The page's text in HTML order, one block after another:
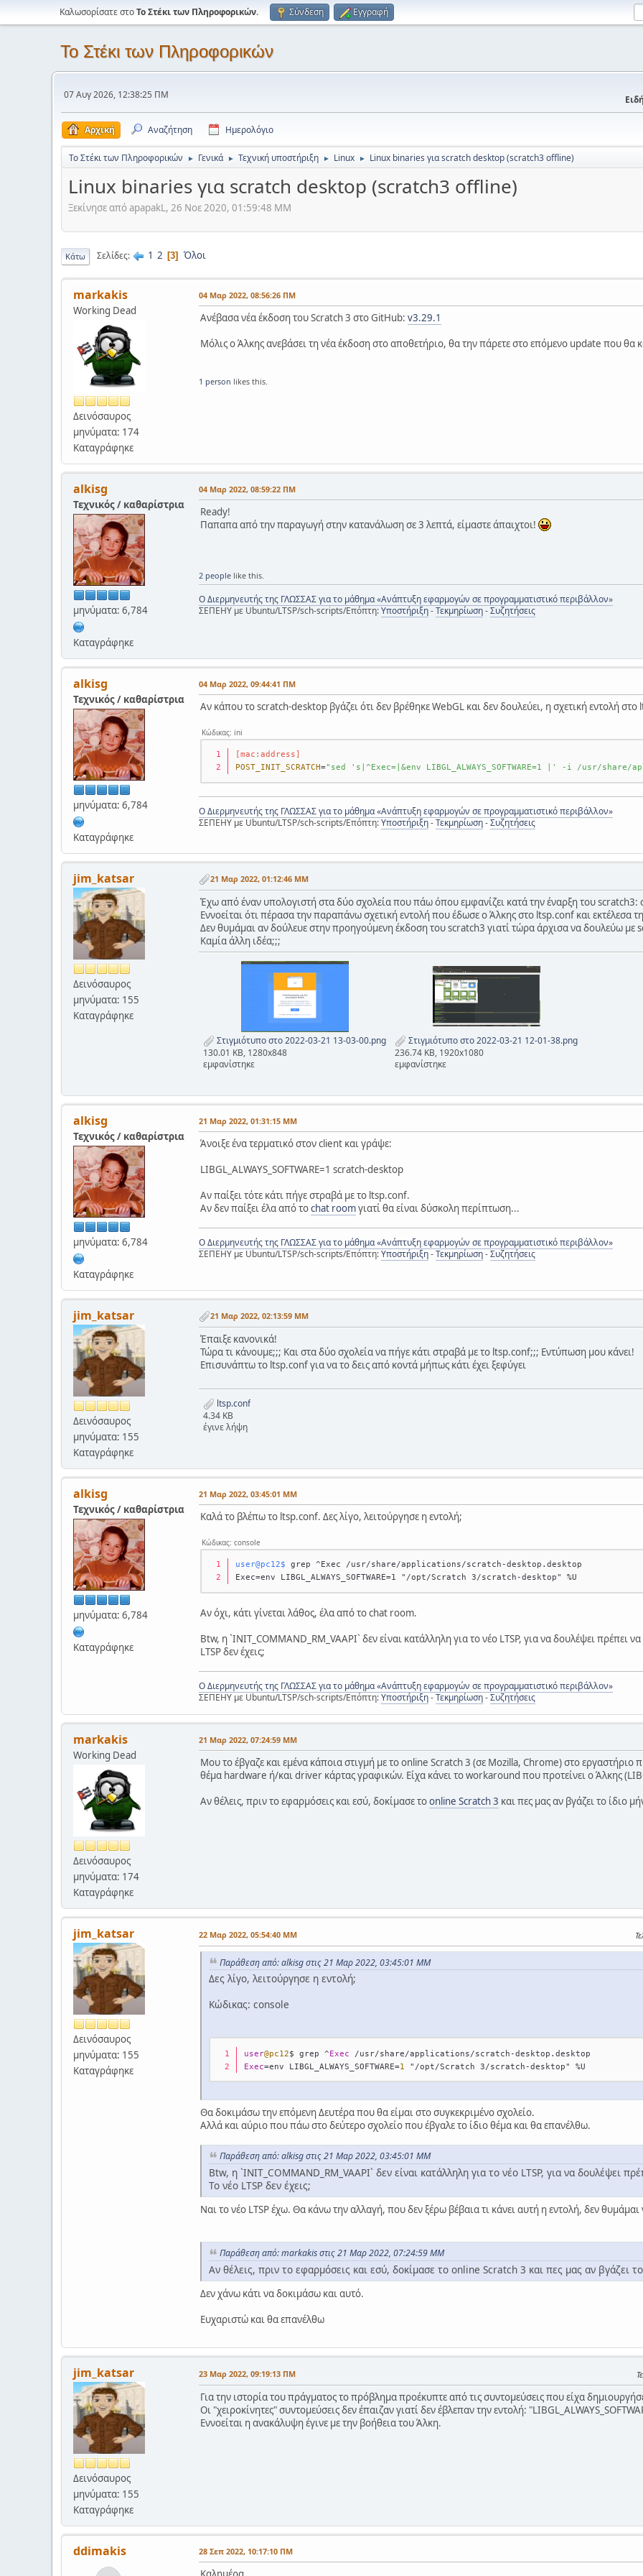
Καλωσορίσατε στοΤο Στέκι των Πληροφορικών. Σύνδεση Εγγραφή
Το Στέκι των Πληροφορικών
07 Αυγ 2026, 12:38:25 ΠΜ
Αρχική Αναζήτηση Ημερολόγιο
Το Στέκι των Πληροφορικών ► Γενικά ► Τεχνική υποστήριξη ► Linux ► Linux binaries για scratch desktop (scratch3 offline)
Linux binaries για scratch desktop (scratch3 offline)
Ξεκίνησε από apapakL, 26 Νοε 2020, 01:59:48 ΜΜ
Κάτω Σελίδες 1 2 3 Όλοι
markakis
Working Dead
Δεινόσαυρος
μηνύματα: 174
Καταγράφηκε
04 Μαρ 2022, 08:56:26 ΠΜ
Ανέβασα νέα έκδοση του Scratch 3 στο GitHub: v3.29.1
Μόλις ο Άλκης ανεβάσει τη νέα έκδοση στο αποθετήριο, θα την πάρετε στο επόμενο update που θα
1 person likes this.
alkisg
Τεχνικός / καθαρίστρια
μηνύματα: 6,784
Καταγράφηκε
04 Μαρ 2022, 08:59:22 ΠΜ
Ready!
Παπαπα από την παραγωγή στην κατανάλωση σε 3 λεπτά, είμαστε άπαιχτοι!
2 people like this.
Ο Διερμηνευτής της ΓΛΩΣΣΑΣ για το μάθημα «Ανάπτυξη εφαρμογών σε προγραμματιστικό περιβάλλον»
ΣΕΠΕΗΥ με Ubuntu/LTSP/sch-scripts/Επόπτη:Υποστήριξη-Τεκμηρίωση-Συζητήσεις
alkisg
Τεχνικός / καθαρίστρια
μηνύματα: 6,784
Καταγράφηκε
04 Μαρ 2022, 09:44:41 ΠΜ
Αν κάπου το scratch-desktop βγάζει ότι δεν βρέθηκε WebGL και δεν δουλεύει, η σχετική εντολή στο
Κώδικας: ini
[mac:address]
POST_INIT_SCRATCH="sed 's|^Exec=|&env LIBGL_ALWAYS_SOFTWARE=1 |' -i /usr/
Ο Διερμηνευτής της ΓΛΩΣΣΑΣ για το μάθημα «Ανάπτυξη εφαρμογών σε προγραμματιστικό περιβάλλον»
ΣΕΠΕΗΥ με Ubuntu/LTSP/sch-scripts/Επόπτη:Υποστήριξη-Τεκμηρίωση-Συζητήσεις
jim_katsar
Δεινόσαυρος
μηνύματα: 155
Καταγράφηκε
21 Μαρ 2022, 01:12:46 ΜΜ
Έχω από έναν υπολογιστή στα δύο σχολεία που πάω όπου εμφανίζει κατά την έναρξη του scratch3:
Εννοείται ότι πέρασα την παραπάνω σχετική εντολή που έδωσε ο Άλκης στο ltsp.conf και εκτέλεσα
Δεν θυμάμαι αν δούλευε στην προηγούμενη έκδοση του scratch3 γιατί τώρα άρχισα να δουλεύω με
Καμία άλλη ιδέα;;;
Στιγμιότυπο στο 2022-03-21 13-03-00.png
130.01 KB, 1280x848
εμφανίστηκε
Στιγμιότυπο στο 2022-03-21 12-01-38.png
236.74 KB, 1920x1080
εμφανίστηκε
alkisg
Τεχνικός / καθαρίστρια
μηνύματα: 6,784
Καταγράφηκε
21 Μαρ 2022, 01:31:15 ΜΜ
Άνοιξε ένα τερματικό στον client και γράψε:
LIBGL_ALWAYS_SOFTWARE=1 scratch-desktop
Αν παίξει τότε κάτι πήγε στραβά με το ltsp.conf.
Αν δεν παίξει έλα από τοchat roomγιατί θα είναι δύσκολη περίπτωση...
Ο Διερμηνευτής της ΓΛΩΣΣΑΣ για το μάθημα «Ανάπτυξη εφαρμογών σε προγραμματιστικό περιβάλλον»
ΣΕΠΕΗΥ με Ubuntu/LTSP/sch-scripts/Επόπτη:Υποστήριξη-Τεκμηρίωση-Συζητήσεις
jim_katsar
Δεινόσαυρος
μηνύματα: 155
Καταγράφηκε
21 Μαρ 2022, 02:13:59 ΜΜ
Έπαιξε κανονικά!
Τώρα τι κάνουμε;;; Και στα δύο σχολεία να πήγε κάτι στραβά με το ltsp.conf;;; Εντύπωση μου κάνει!
Επισυνάπτω το ltsp.conf για να το δεις από κοντά μήπως κάτι έχει ξεφύγει
ltsp.conf
4.34 KB
έγινε λήψη
alkisg
Τεχνικός / καθαρίστρια
μηνύματα: 6,784
Καταγράφηκε
21 Μαρ 2022, 03:45:01 ΜΜ
Καλά το βλέπω το ltsp.conf. Δες λίγο, λειτούργησε η εντολή;
Κώδικας: console
user@pc12$ grep ^Exec /usr/share/applications/scratch-desktop.desktop
Exec=env LIBGL_ALWAYS_SOFTWARE=1 "/opt/Scratch 3/scratch-desktop" %U
Αν όχι, κάτι γίνεται λάθος, έλα από το chat room.
Btw, η `INIT_COMMAND_RM_VAAPI` δεν είναι κατάλληλη για το νέο LTSP, για να δουλέψει πρέπει
LTSP δεν έχεις;
Ο Διερμηνευτής της ΓΛΩΣΣΑΣ για το μάθημα «Ανάπτυξη εφαρμογών σε προγραμματιστικό περιβάλλον»
ΣΕΠΕΗΥ με Ubuntu/LTSP/sch-scripts/Επόπτη:Υποστήριξη-Τεκμηρίωση-Συζητήσεις
markakis
Working Dead
Δεινόσαυρος
μηνύματα: 174
Καταγράφηκε
21 Μαρ 2022, 07:24:59 ΜΜ
Μου το έβγαζε και εμένα κάποια στιγμή με το online Scratch 3 (σε Mozilla, Chrome) στο εργαστήριο
θέμα hardware ή/και driver κάρτας γραφικών. Είχα κάνει το workaround που προτείνει ο Άλκης
Αν θέλεις, πριν το εφαρμόσεις και εσύ, δοκίμασε τοonline Scratch 3 και πες μας αν βγάζει το ίδιο
jim_katsar
Δεινόσαυρος
μηνύματα: 155
Καταγράφηκε
22 Μαρ 2022, 05:54:40 ΜΜ
Παράθεση από: alkisg στις 21 Μαρ 2022, 03:45:01 ΜΜ
Δες λίγο, λειτούργησε η εντολή;
Κώδικας: console
user@pc12$ grep ^Exec /usr/share/applications/scratch -desktop.desktop
Exec=env LIBGL_ALWAYS_SOFTWARE=1 "/opt/Scratch 3/scratch-desktop" %U
Θα δοκιμάσω την επόμενη Δευτέρα που θα είμαι στο συγκεκριμένο σχολείο.
Αλλά και αύριο που πάω στο δεύτερο σχολείο που έβγαλε το ίδιο θέμα και θα επανέλθω.
Παράθεση από: alkisg στις 21 Μαρ 2022, 03:45:01 ΜΜ
Btw, η `INIT_COMMAND_RM_VAAPI` δεν είναι κατάλληλη για το νέο LTSP, για να δουλέψει
Το νέο LTSP δεν έχεις;
Ναι το νέο LTSP έχω. Θα κάνω την αλλαγή, που δεν ξέρω βέβαια τι κάνει αυτή η εντολή, δεν
Παράθεση από: markakis στις 21 Μαρ 2022, 07:24:59 ΜΜ
Αν θέλεις, πριν το εφαρμόσεις και εσύ, δοκίμασε το online Scratch 3 και πες μας αν βγάζει
Δεν χάνω κάτι να δοκιμάσω και αυτό.
Ευχαριστώ και θα επανέλθω
jim_katsar
Δεινόσαυρος
μηνύματα: 155
Καταγράφηκε
23 Μαρ 2022, 09:19:13 ΠΜ
Για την ιστορία του πράγματος το πρόβλημα προέκυπτε από τις συντομεύσεις που είχα
Οι "χειροκίνητες" συντομεύσεις δεν έπαιζαν γιατί δεν έβλεπαν την εντολή:
Εννοείται η ανακάλυψη έγινε με την βοήθεια του Άλκη.
ddimakis 28 Σεπ 2022, 10:17:10 ΠΜ